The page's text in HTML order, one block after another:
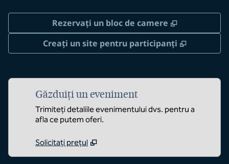
Rezervați un bloc de camere ,
Creați un site pentru participanți
,
Găzduiți un eveniment
Trimiteți detaliile evenimentului dvs. pentru a
afla ce putem oferi.
Solicitați prețul